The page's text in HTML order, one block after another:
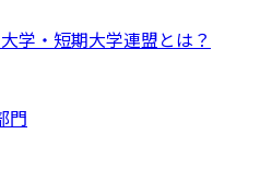
学・短期大学連盟とは？
門